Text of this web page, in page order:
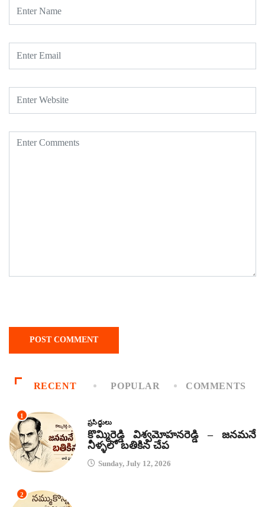
RECENT POPULAR COMMENTS
1
ప్రసిద్ధులు
కొమ్మిరెడ్డి విశ్వమోహనరెడ్డి – జనమనే
నీళ్ళలో బతికిన చేప
Sunday, July 12, 2026
2